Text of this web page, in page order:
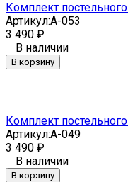
Комплект
Артикул:A-053
3 490 ₽
В наличии
В корзину
Комплект
Артикул:A-049
3 490 ₽
В наличии
В корзину